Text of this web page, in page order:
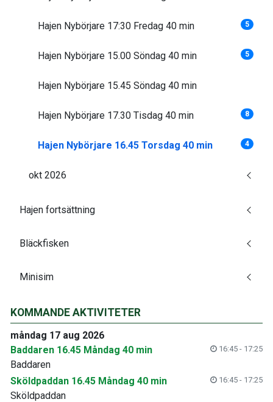
Hajen Nybörjare 17:30 Fredag 40 min 5
Hajen Nybörjare 15.00 Söndag 40 min 5
Hajen Nybörjare 15.45 Söndag 40 min
Hajen Nybörjare 17.30 Tisdag 40 min 8
Hajen Nybörjare 16.45 Torsdag 40 min 4
okt 2026
Hajen fortsättning
Bläckfisken
Minisim
KOMMANDE AKTIVITETER
måndag 17 aug 2026
Baddaren 16.45 Måndag 40 min
16:45 - 17:25
Baddaren
Sköldpaddan 16.45 Måndag 40 min
16:45 - 17:25
Sköldpaddan